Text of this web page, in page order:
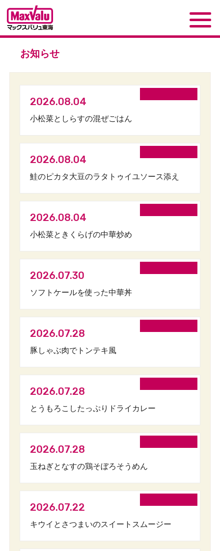
お知らせ
2026.08.04
小松菜としらすの混ぜごはん
2026.08.04
鮭のピカタ大豆のラタトゥイユソース添え
2026.08.04
小松菜ときくらげの中華炒め
2026.07.30
ソフトケールを使った中華丼
2026.07.28
豚しゃぶ肉でトンテキ風
2026.07.28
とうもろこしたっぷりドライカレー
2026.07.28
玉ねぎとなすの鶏そぼろそうめん
2026.07.22
キウイとさつまいのスイートスムージー